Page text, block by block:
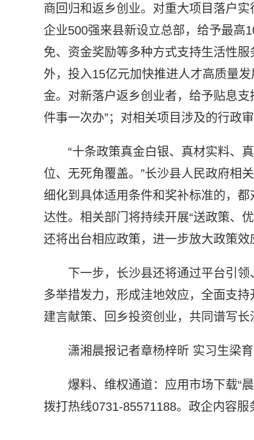
商回归和返乡创业。对重大项目落户
企业500强来县新设立总部，给予最高
免、资金奖励等多种方式支持生活性
外，投入15亿元加快推进人才高质量
金。对新落户返乡创业者，给予贴息支
件事一次办”；对相关项目涉及的行政
“十条政策真金白银、真材实料、
位、无死角覆盖。”长沙县人民政府相
细化到具体适用条件和奖补标准的，
达性。相关部门将持续开展“送政策、
还将出台相应政策，进一步放大政策效
下一步，长沙县还将通过平台引
多举措发力，形成洼地效应，全面支
建言献策、回乡投资创业，共同谱写长
潇湘晨报记者章杨梓昕 实习生梁
爆料、维权通道：应用市场下载“
拨打热线0731-85571188。政企内容服